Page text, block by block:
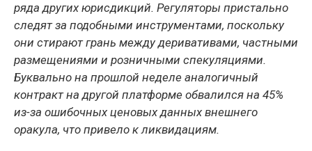
ряда других юрисдикций. Регуляторы пристально
следят за подобными инструментами, поскольку
они стирают грань между деривативами, частными
размещениями и розничными спекуляциями.
Буквально на прошлой неделе аналогичный
контракт на другой платформе обвалился на 45%
из-за ошибочных ценовых данных внешнего
оракула, что привело к ликвидациям.